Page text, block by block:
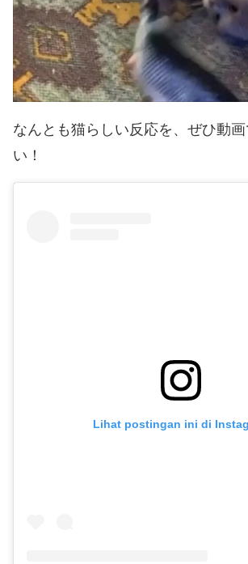
なんとも猫らしい反応を、ぜひ動
い！
Lihat postingan ini di